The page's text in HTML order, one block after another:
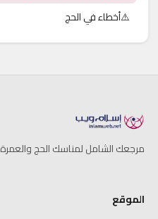
⚠️أخطاء في الحج
مرجعك الشامل لمناسك الحج والعمرة
الموقع